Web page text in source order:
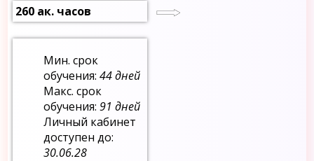
260 ак. часов
Мин. срок
обучения:44 дней
Макс. срок
обучения:91 дней
Личный кабинет
доступен до:
30.06.28